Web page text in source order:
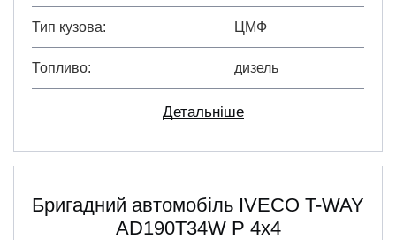
Тип кузова ЦМФ
Топливо дизель
Детальніше
Бригадний автомобіль IVECO T-WAY
AD190T34W Р 4х4